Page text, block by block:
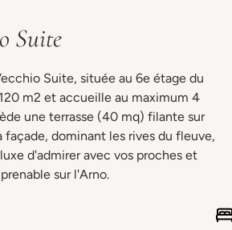
Suite
Suite, située au 6e étage du
m2 et accueille au maximum 4
une terrasse (40 mq) filante sur
façade, dominant les rives du fleuve,
d'admirer avec vos proches et
sur l'Arno.